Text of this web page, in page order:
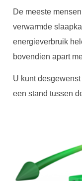
De meeste
verwarmde
energieverbruik
bovendien apart
U kunt
een stand tussen